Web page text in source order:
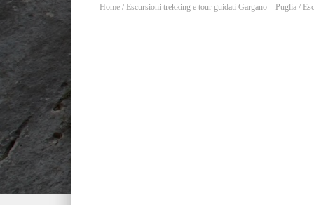
Home / Escursioni trekking e tour guidati Gargano – Puglia /